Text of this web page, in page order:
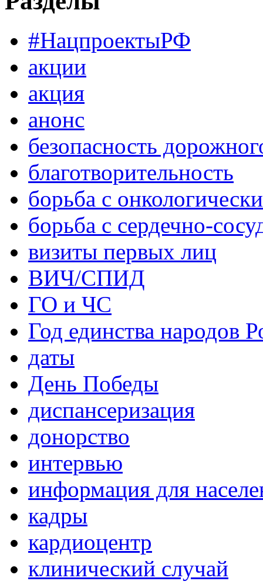
#НацпроектыРФ
акции
акция
анонс
безопасность
благотворительность
борьба с
борьба с сердечно-
визиты первых лиц
ВИЧ/СПИД
ГО и ЧС
Год единства народов
даты
День Победы
диспансеризация
донорство
интервью
информация для
кадры
кардиоцентр
клинический случай